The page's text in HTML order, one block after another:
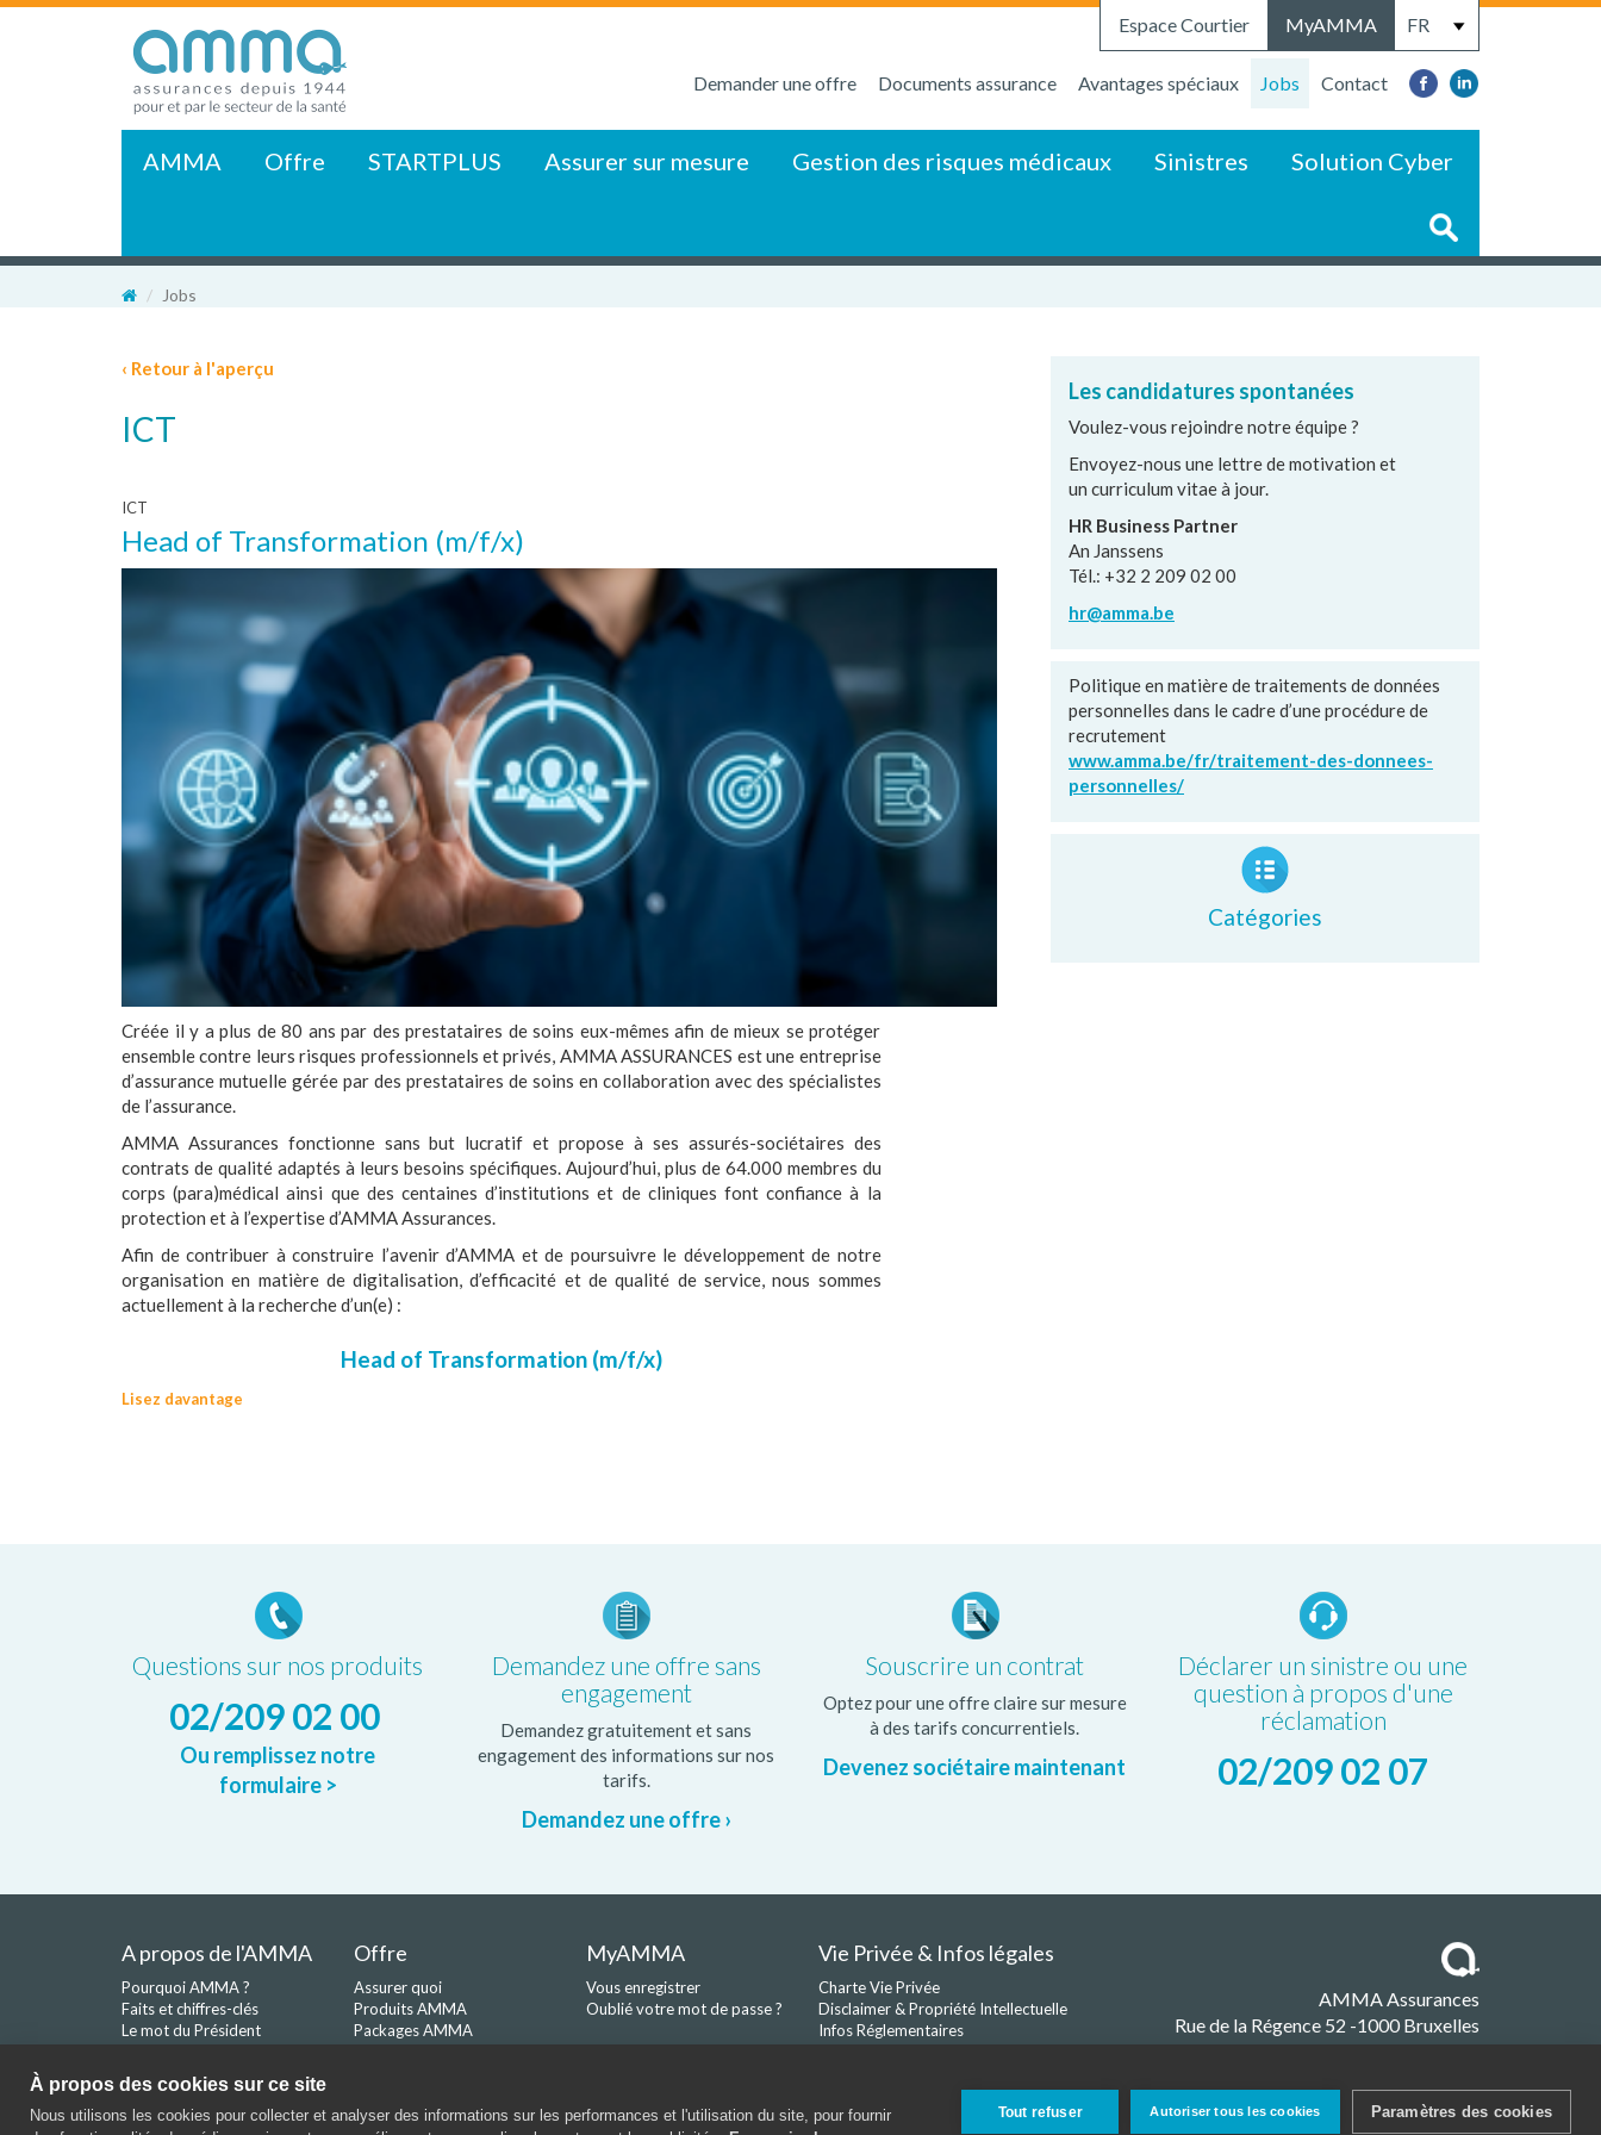
Espace Courtier MyAMMA
Demander une offre Documents assurance Avantages spéciaux Jobs Contact
AMMA Offre STARTPLUS Assurer sur mesure Gestion des risques médicaux Sinistres Solution Cyber
Jobs
‹ Retour à l'aperçu
ICT
ICT
Head of Transformation (m/f/x)
Créée il y a plus de 80 ans par des prestataires de soins eux-mêmes afin de mieux se protéger
ensemble contre leurs risques professionnels et privés, AMMA ASSURANCES est une entreprise
d’assurance mutuelle gérée par des prestataires de soins en collaboration avec des spécialistes
de l’assurance.
AMMA Assurances fonctionne sans but lucratif et propose à ses assurés-sociétaires des
contrats de qualité adaptés à leurs besoins spécifiques. Aujourd’hui, plus de 64.000 membres du
corps (para)médical ainsi que des centaines d’institutions et de cliniques font confiance à la
protection et à l’expertise d’AMMA Assurances.
Afin de contribuer à construire l’avenir d’AMMA et de poursuivre le développement de notre
organisation en matière de digitalisation, d’efficacité et de qualité de service, nous sommes
actuellement à la recherche d’un(e) :
Head of Transformation (m/f/x)
Lisez davantage
Les candidatures spontanées
Voulez-vous rejoindre notre équipe ?
Envoyez-nous une lettre de motivation et
un curriculum vitae à jour.
HR Business Partner
An Janssens
Tél.: +32 2 209 02 00
hr@amma.be
Politique en matière de traitements de données
personnelles dans le cadre d’une procédure de
recrutement
www.amma.be/fr/traitement-des-donnees-
personnelles/
Catégories
Questions sur nos produits
02/209 02 00
Ou remplissez notre
formulaire >
Demandez une offre sans
engagement
Demandez gratuitement et sans
engagement des informations sur nos
tarifs.
Demandez une offre ›
Souscrire un contrat
Optez pour une offre claire sur mesure
à des tarifs concurrentiels.
Devenez sociétaire maintenant
Déclarer un sinistre ou une
question à propos d'une
réclamation
02/209 02 07
A propos de l'AMMA
Pourquoi AMMA ?
Faits et chiffres-clés
Le mot du Président
Offre
Assurer quoi
Produits AMMA
Packages AMMA
Avantages pour starters
MyAMMA
Vous enregistrer
Oublié votre mot de passe ?
Vie Privée & Infos légales
Charte Vie Privée
Disclaimer & Propriété Intellectuelle
Infos Réglementaires
Gestion des Plaintes
AMMA Assurances
Rue de la Régence 52 -1000 Bruxelles
À propos des cookies sur ce site
Nous utilisons les cookies pour collecter et analyser des informations sur les performances et l'utilisation du site, pour fournir
Tout refuser Autoriser tous les cookies Paramètres des cookies